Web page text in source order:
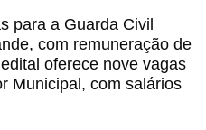
para a Guarda Civil
, com remuneração de
oferece nove vagas
Municipal, com salários